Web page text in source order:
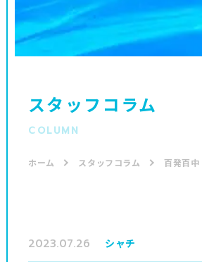
スタッフコラム
COLUMN
ホーム スタッフコラム 百発百中
2023.07.26 シャチ